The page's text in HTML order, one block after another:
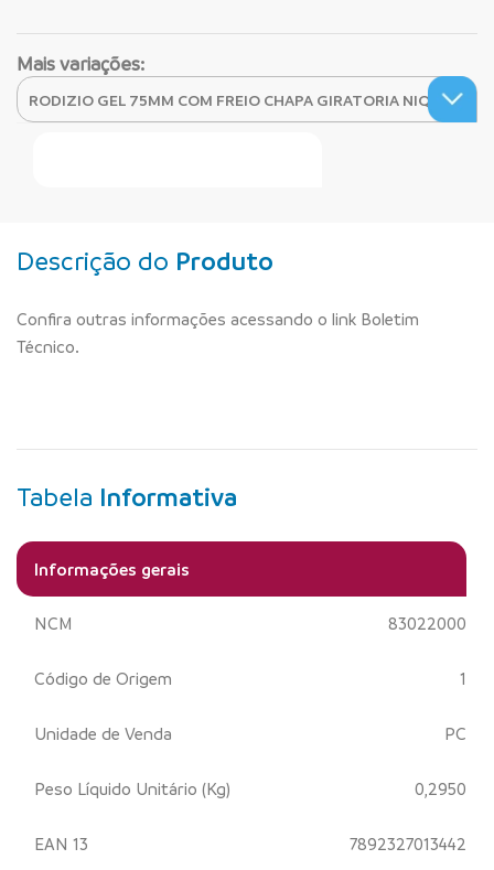
Mais variações:
Descrição do Produto
Confira outras informações acessando o link Boletim
Técnico.
Tabela Informativa
Informações gerais
NCM 83022000
Código de Origem 1
Unidade de Venda PC
Peso Líquido Unitário (Kg) 0,2950
EAN 13 7892327013442